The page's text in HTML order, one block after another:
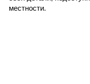
местности.